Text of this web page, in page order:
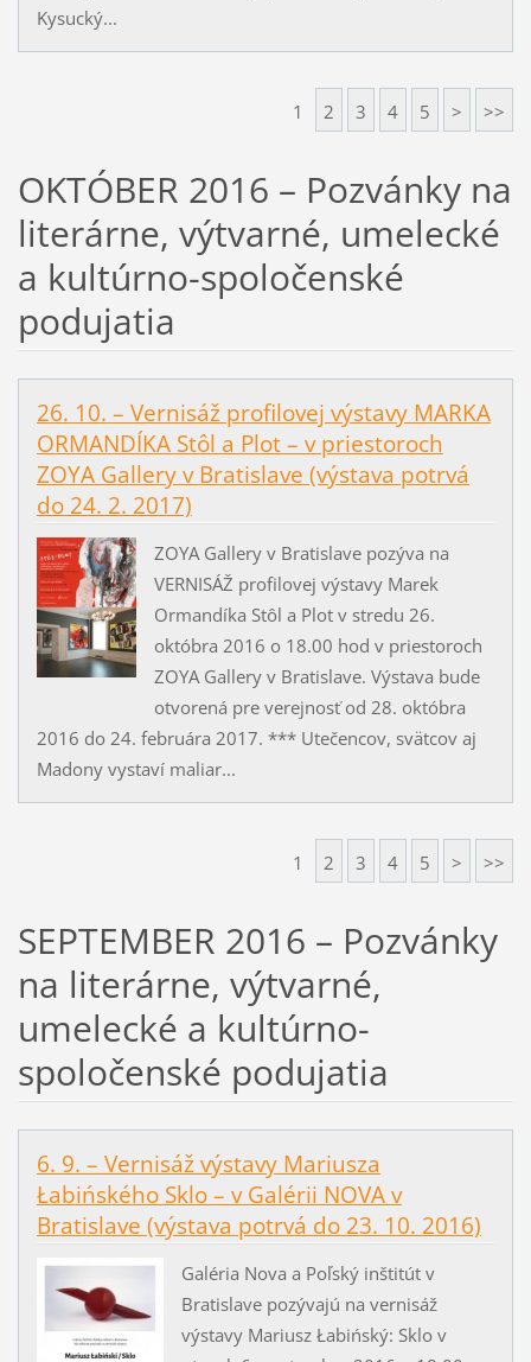
Kysucký...
1 2 3 4 5 > >>
OKTÓBER 2016 – Pozvánky na
literárne, výtvarné, umelecké
a kultúrno-spoločenské
podujatia
26. 10. – Vernisáž profilovej výstavy MARKA
ORMANDÍKA Stôl a Plot – v priestoroch
ZOYA Gallery v Bratislave (výstava potrvá
do 24. 2. 2017)
ZOYA Gallery v Bratislave pozýva na
VERNISÁŽ profilovej výstavy Marek
Ormandíka Stôl a Plot v stredu 26.
októbra 2016 o 18.00 hod v priestoroch
ZOYA Gallery v Bratislave. Výstava bude
otvorená pre verejnosť od 28. októbra
2016 do 24. februára 2017. *** Utečencov, svätcov aj
Madony vystaví maliar...
1 2 3 4 5 > >>
SEPTEMBER 2016 – Pozvánky
na literárne, výtvarné,
umelecké a kultúrno-
spoločenské podujatia
6. 9. – Vernisáž výstavy Mariusza
Łabińského Sklo – v Galérii NOVA v
Bratislave (výstava potrvá do 23. 10. 2016)
Galéria Nova a Poľský inštitút v
Bratislave pozývajú na vernisáž
výstavy Mariusz Łabińský: Sklo v